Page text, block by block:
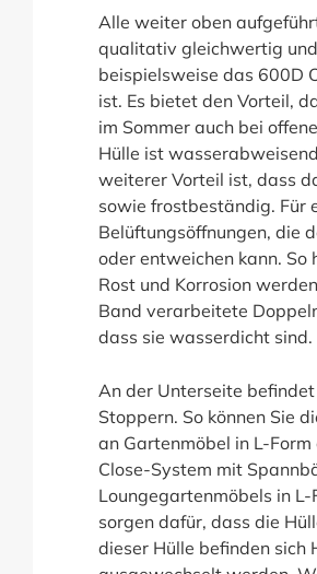
Alle weiter oben
qualitativ gleichwertig
beispielsweise das 600D
ist. Es bietet den Vorteil,
im Sommer auch bei
Hülle ist
weiterer Vorteil ist, dass
sowie frostbeständig. Für
Belüftungsöffnungen, die
oder entweichen kann. So
Rost und Korrosion
Band verarbeitete
dass sie wasserdicht sind.
An der Unterseite
Stoppern. So können Sie
an Gartenmöbel in L-
Close-System mit
Loungegartenmöbels in
sorgen dafür, dass die
dieser Hülle befinden sich